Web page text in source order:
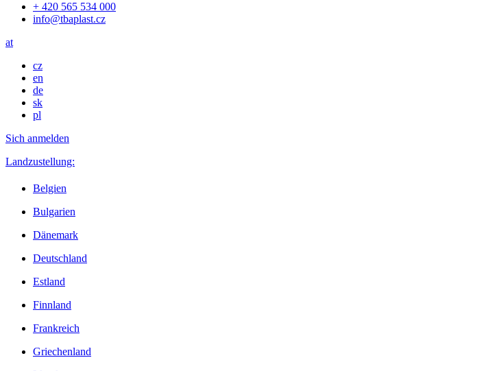
+ 420 565 534 000
info@tbaplast.cz
at
cz
en
de
sk
pl
Sich anmelden
Landzustellung:
Belgien
Bulgarien
Dänemark
Deutschland
Estland
Finnland
Frankreich
Griechenland